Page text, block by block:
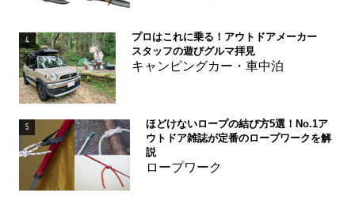
4
プロはこれに乗る！アウトドアメーカー
スタッフの遊びグルマ拝見
キャンピングカー・車中泊
5
ほどけないロープの結び方5選！No.1ア
ウトドア雑誌が定番のロープワークを解
説
ロープワーク